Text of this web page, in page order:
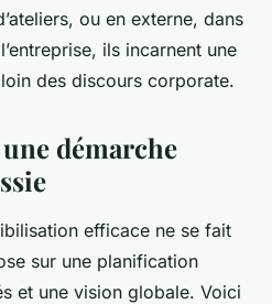
ou en externe, dans
ils incarnent une
des discours corporate.
démarche
efficace ne se fait
sur une planification
et une vision globale. Voici